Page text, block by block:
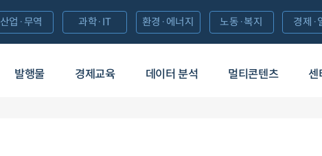
발행물 경제교육 데이터 분석 멀티콘텐츠 센
산업·무역 과학·IT 환경·에너지 노동·복지 경제·